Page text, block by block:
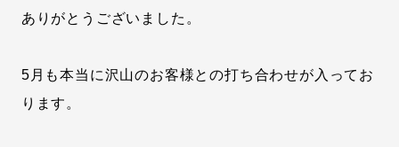
ありがとうございました。
5月も本当に沢山のお客様との打ち合わせが入ってお
ります。